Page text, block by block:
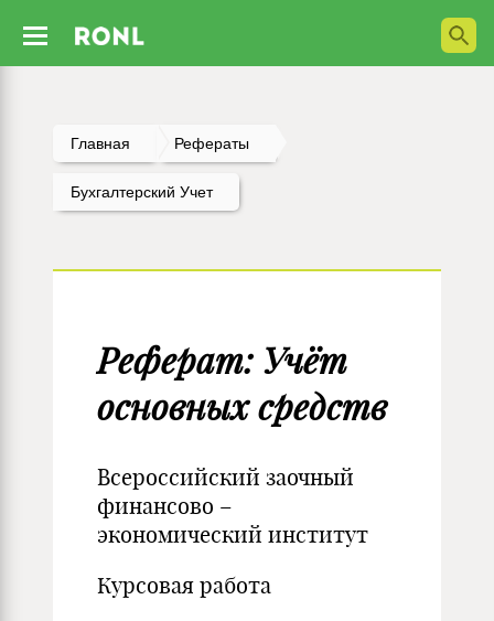
Главная Рефераты
Бухгалтерский Учет
Реферат: Учёт
основных средств
Всероссийский заочный
финансово –
экономический институт
Курсовая работа